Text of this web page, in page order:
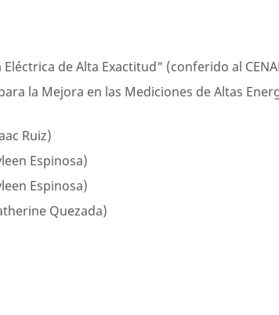
de Alta Exactitud" (conferido al
la Mejora en las Mediciones de Altas
Ruiz)
Espinosa)
Espinosa)
Quezada)